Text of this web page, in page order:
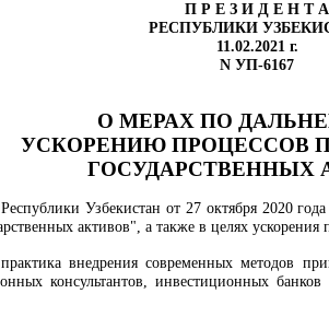
П Р Е З И Д Е Н Т А
РЕСПУБЛИКИ
11.02.2021 г.
N УП-6167
О МЕРАХ ПО
УСКОРЕНИЮ ПРОЦЕССОВ
ГОСУДАРСТВЕННЫХ
Узбекистан от 27 октября 2020
активов", а также в целях
внедрения современных методов
консультантов, инвестиционных